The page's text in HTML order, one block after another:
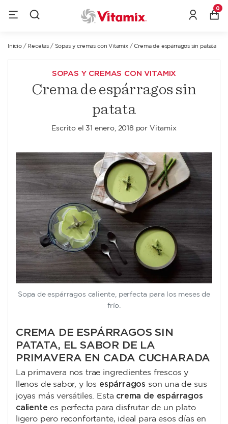
0
Inicio/ Recetas / Sopas y cremas con Vitamix/Crema de espárragos sin patata
SOPAS Y CREMAS CON VITAMIX
Crema de espárragos sin
patata
Escrito el 31 enero, 2018 por Vitamix
Sopa de espárragos caliente, perfecta para los meses de
frío.
CREMA DE ESPÁRRAGOS SIN
PATATA, EL SABOR DE LA
PRIMAVERA EN CADA CUCHARADA
La primavera nos trae ingredientes frescos y
llenos de sabor, y los espárragos son una de sus
joyas más versátiles. Esta crema de espárragos
caliente es perfecta para disfrutar de un plato
ligero pero reconfortante, ideal para esos días en